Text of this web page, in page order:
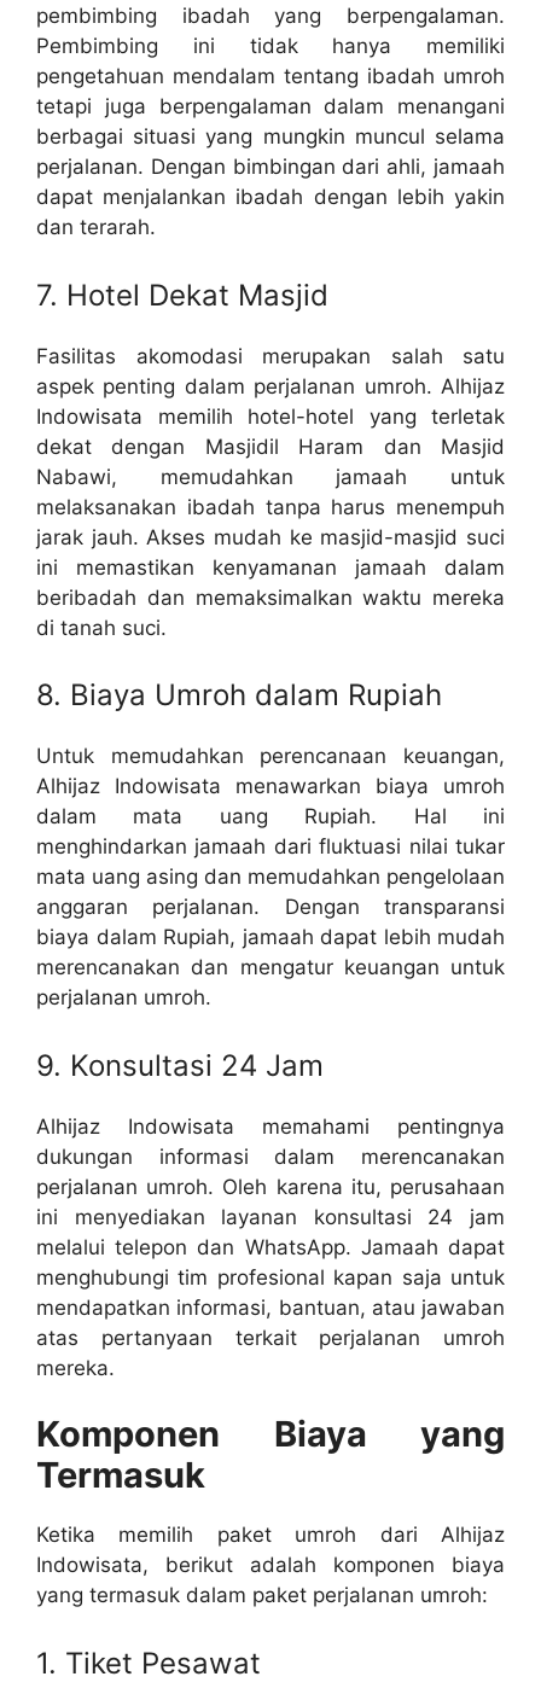
pembimbing ibadah yang berpengalaman.
Pembimbing ini tidak hanya memiliki
pengetahuan mendalam tentang ibadah umroh
tetapi juga berpengalaman dalam menangani
berbagai situasi yang mungkin muncul selama
perjalanan. Dengan bimbingan dari ahli, jamaah
dapat menjalankan ibadah dengan lebih yakin
dan terarah.
7. Hotel Dekat Masjid
Fasilitas akomodasi merupakan salah satu
aspek penting dalam perjalanan umroh. Alhijaz
Indowisata memilih hotel-hotel yang terletak
dekat dengan Masjidil Haram dan Masjid
Nabawi, memudahkan jamaah untuk
melaksanakan ibadah tanpa harus menempuh
jarak jauh. Akses mudah ke masjid-masjid suci
ini memastikan kenyamanan jamaah dalam
beribadah dan memaksimalkan waktu mereka
di tanah suci.
8. Biaya Umroh dalam Rupiah
Untuk memudahkan perencanaan keuangan,
Alhijaz Indowisata menawarkan biaya umroh
dalam mata uang Rupiah. Hal ini
menghindarkan jamaah dari fluktuasi nilai tukar
mata uang asing dan memudahkan pengelolaan
anggaran perjalanan. Dengan transparansi
biaya dalam Rupiah, jamaah dapat lebih mudah
merencanakan dan mengatur keuangan untuk
perjalanan umroh.
9. Konsultasi 24 Jam
Alhijaz Indowisata memahami pentingnya
dukungan informasi dalam merencanakan
perjalanan umroh. Oleh karena itu, perusahaan
ini menyediakan layanan konsultasi 24 jam
melalui telepon dan WhatsApp. Jamaah dapat
menghubungi tim profesional kapan saja untuk
mendapatkan informasi, bantuan, atau jawaban
atas pertanyaan terkait perjalanan umroh
mereka.
Komponen Biaya yang
Termasuk
Ketika memilih paket umroh dari Alhijaz
Indowisata, berikut adalah komponen biaya
yang termasuk dalam paket perjalanan umroh:
1. Tiket Pesawat